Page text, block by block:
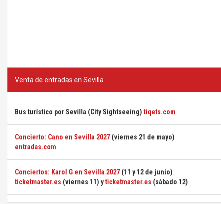
Venta de entradas en Sevilla
Bus turístico por Sevilla (City Sightseeing) tiqets.com
Concierto: Cano en Sevilla 2027 (viernes 21 de mayo)
entradas.com
Conciertos: Karol G en Sevilla 2027 (11 y 12 de junio)
ticketmaster.es (viernes 11) yticketmaster.es (sábado 12)